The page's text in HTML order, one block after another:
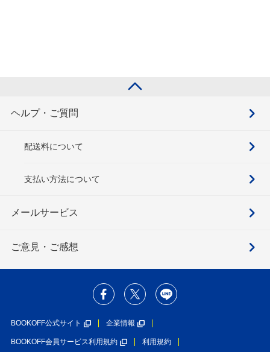
ヘルプ・ご質問
配送料について
支払い方法について
メールサービス
ご意見・ご感想
BOOKOFF公式サイト 企業情報
BOOKOFF会員サービス利用規約 利用規約